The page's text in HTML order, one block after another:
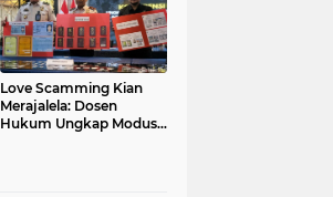
Love Scamming Kian
Merajalela: Dosen
Hukum Ungkap Modus